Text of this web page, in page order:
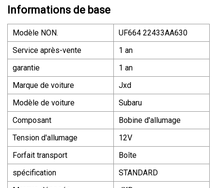
Informations de base
Modèle NON.
UF664 22433AA630
Service après-vente
1 an
garantie
1 an
Marque de voiture
Jxd
Modèle de voiture
Subaru
Composant
Bobine d'allumage
Tension d'allumage
12V
Forfait transport
Boîte
spécification
STANDARD